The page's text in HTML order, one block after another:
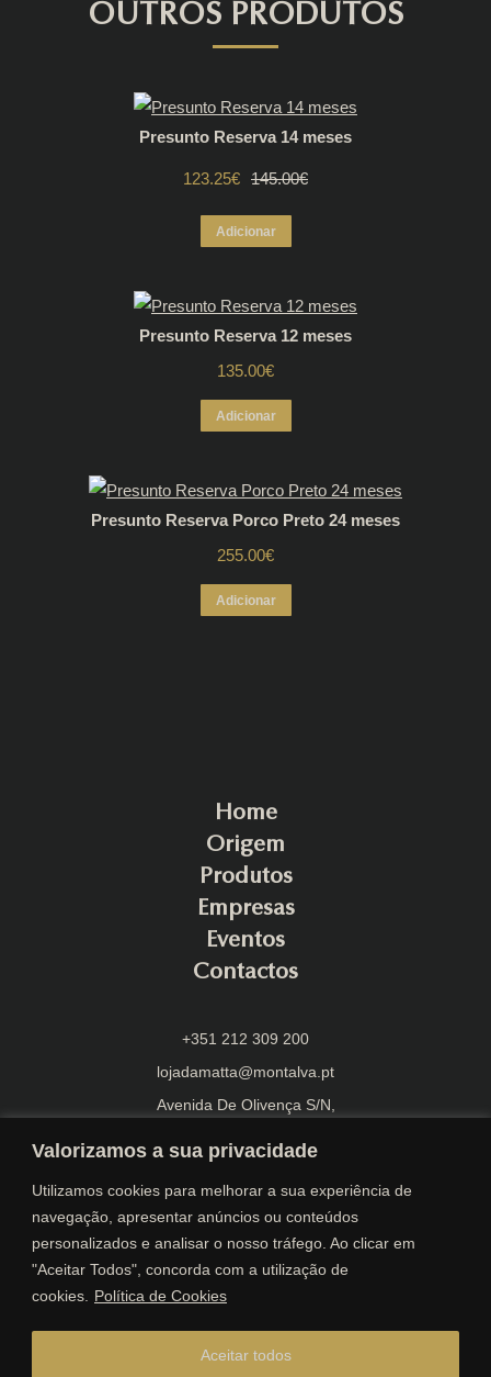
Valorizamos a sua privacidade
Utilizamos cookies para melhorar a sua experiência de
navegação, apresentar anúncios ou conteúdos
personalizados e analisar o nosso tráfego. Ao clicar em
"Aceitar Todos", concorda com a utilização de
cookies.
Política de Cookies
Aceitar todos
OUTROS PRODUTOS
Presunto Reserva 14 meses
145.00€
O
era:
123.25€ O
é:
Adicionar
Presunto Reserva 12 meses
135.00€
Adicionar
Presunto Reserva Porco Preto 24 meses
255.00€
Adicionar
Home
Origem
Produtos
Empresas
Eventos
Contactos
+351 212 309 200
lojadamatta@montalva.pt
Avenida De Olivença S/N,
Envios Gratuitos
Entregas em 72 horas úteis*
Portes gratuitos para encomendas iguais ou superiores a